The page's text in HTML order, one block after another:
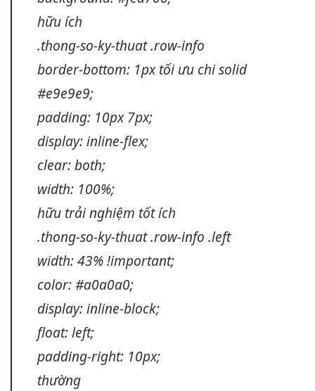
hữu ích
.thong-so-ky-thuat .row-info
border-bottom: 1pxtối ưu chisolid
#e9e9e9;
padding: 10px 7px;
display: inline-flex;
clear: both;
width: 100%;
hữu trải nghiệm tốtích
.thong-so-ky-thuat .row-info .left
width: 43% !important;
color: #a0a0a0;
display: inline-block;
float: left;
padding-right: 10px;
thường